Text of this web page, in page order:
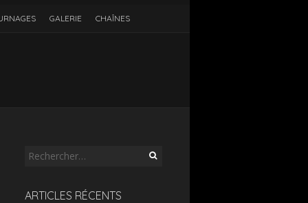
GALERIE CHAÎNES
Rechercher :
ARTICLES RÉCENTS